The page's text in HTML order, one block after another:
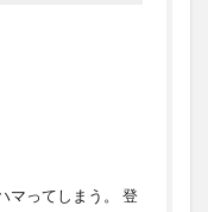
マってしまう。 登